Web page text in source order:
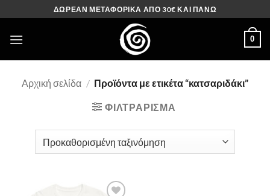
στο
περιεχόμενο
ΔΩΡΕΑΝ ΜΕΤΑΦΟΡΙΚΑ ΑΠΟ 30€ ΚΑΙ ΠΑΝΩ
0
Αρχική σελίδα / Προϊόντα με ετικέτα “κατσαριδάκι”
ΦΙΛΤΡΆΡΙΣΜΑ